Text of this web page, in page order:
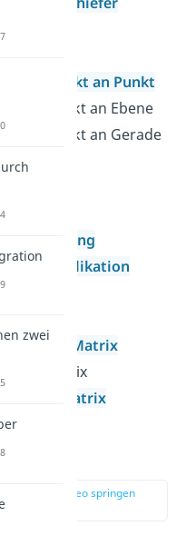
Punkt an Punkt
Punkt an Ebene
Punkt an Gerade
der
Matrix
Matrix
zur Stelle im Video springen
zwei